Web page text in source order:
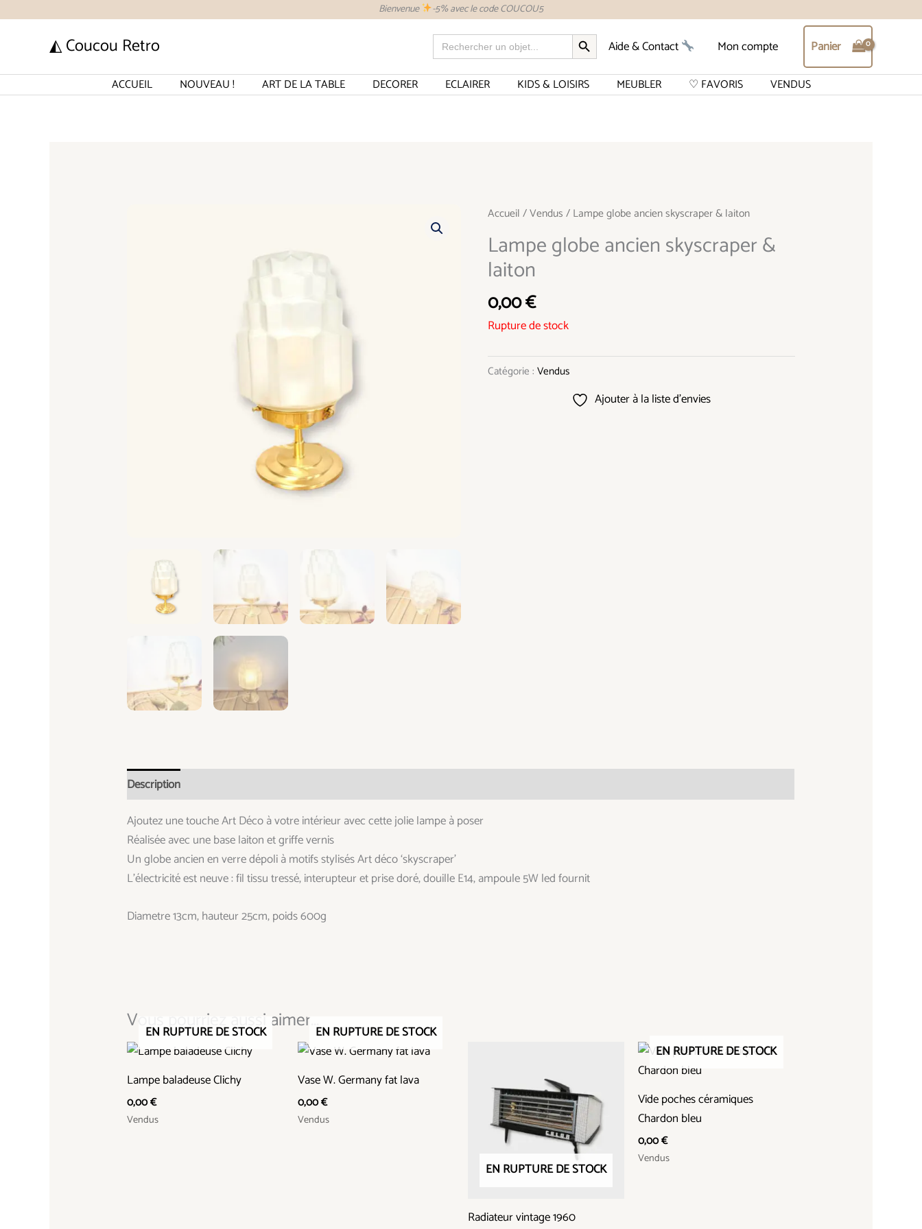
Bienvenue -5% avec le code COUCOU5
◭ Coucou Retro Search
for:
SEARCH BUTTON
Aide & Contact Mon compte Panier
ACCUEIL NOUVEAU ! ART DE LA TABLE DECORER ECLAIRER KIDS & LOISIRS MEUBLER ♡ FAVORIS VENDUS
Accueil /Vendus / Lampe globe ancien skyscraper & laiton
Lampe globe ancien skyscraper &
laiton
0,00€
Rupture de stock
Catégorie : Vendus
Ajouter à la liste d’envies
Description
Ajoutez une touche Art Déco à votre intérieur avec cette jolie lampe à poser
Réalisée avec une base laiton et griffe vernis
Un globe ancien en verre dépoli à motifs stylisés Art déco ‘skyscraper’
L’électricité est neuve : fil tissu tressé, interupteur et prise doré, douille E14, ampoule 5W led fournit
Diametre 13cm, hauteur 25cm, poids 600g
Vous pourriez aussi aimer...
EN RUPTURE DE STOCK
Lampe baladeuse Clichy
0,00€
Vendus
EN RUPTURE DE STOCK
Vase W. Germany fat lava
0,00€
Vendus
EN RUPTURE DE STOCK
Radiateur vintage 1960
EN RUPTURE DE STOCK
Vide poches céramiques
Chardon bleu
0,00€
Vendus